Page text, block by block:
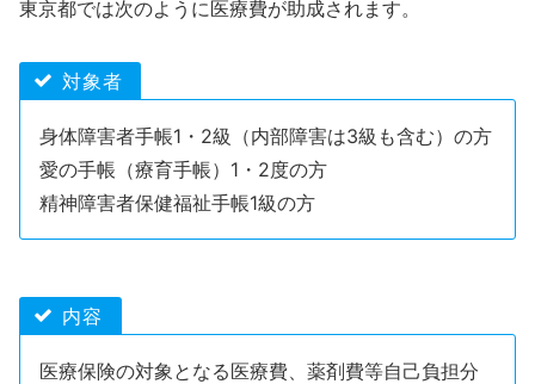
東京都では次のように医療費が助成されます。
対象者
身体障害者手帳1・2級（内部障害は3級も含む）の方
愛の手帳（療育手帳）1・2度の方
精神障害者保健福祉手帳1級の方
内容
医療保険の対象となる医療費、薬剤費等自己負担分